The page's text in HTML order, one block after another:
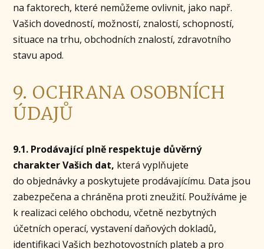
na faktorech, které nemůžeme ovlivnit, jako např.
Vašich dovedností, možností, znalostí, schopností,
situace na trhu, obchodních znalostí, zdravotního
stavu apod.
9. OCHRANA OSOBNÍCH
ÚDAJŮ
9.1. Prodávající plně respektuje důvěrný
charakter Vašich dat, která vyplňujete
do objednávky a poskytujete prodávajícímu. Data jsou
zabezpečena a chráněna proti zneužití. Používáme je
k realizaci celého obchodu, včetně nezbytných
účetních operací, vystavení daňových dokladů,
identifikaci Vašich bezhotovostních plateb a pro